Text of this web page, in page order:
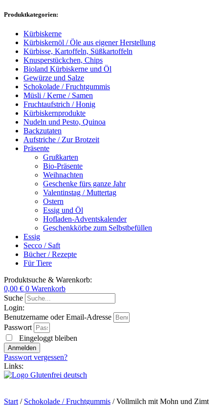
Produktkategorien:
Kürbiskerne
Kürbiskernöl / Öle aus eigener Herstellung
Kürbisse, Kartoffeln, Süßkartoffeln
Knusperstückchen, Chips
Bioland Kürbiskerne und Öl
Gewürze und Salze
Schokolade / Fruchtgummis
Müsli / Kerne / Samen
Fruchtaufstrich / Honig
Kürbiskernprodukte
Nudeln und Pesto, Quinoa
Backzutaten
Aufstriche / Zur Brotzeit
Präsente
Grußkarten
Bio-Präsente
Weihnachten
Geschenke fürs ganze Jahr
Valentinstag / Muttertag
Ostern
Essig und Öl
Hofladen-Adventskalender
Geschenkkörbe zum Selbstbefüllen
Essig
Secco / Saft
Bücher / Rezepte
Für Tiere
Produktsuche & Warenkorb:
0,00 € 0 Warenkorb
Suche
Login:
Benutzername oder Email-Adresse
Passwort
Eingeloggt bleiben
Anmelden
Passwort vergessen?
Links:
Start / Schokolade / Fruchtgummis / Vollmilch mit Mohn und Zimt